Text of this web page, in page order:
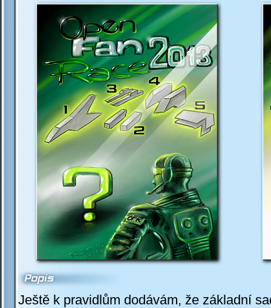
Ještě k pravidlům dodávám, že základní